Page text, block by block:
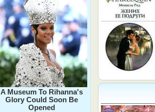
A Museum To Rihanna's
Glory Could Soon Be
Opened